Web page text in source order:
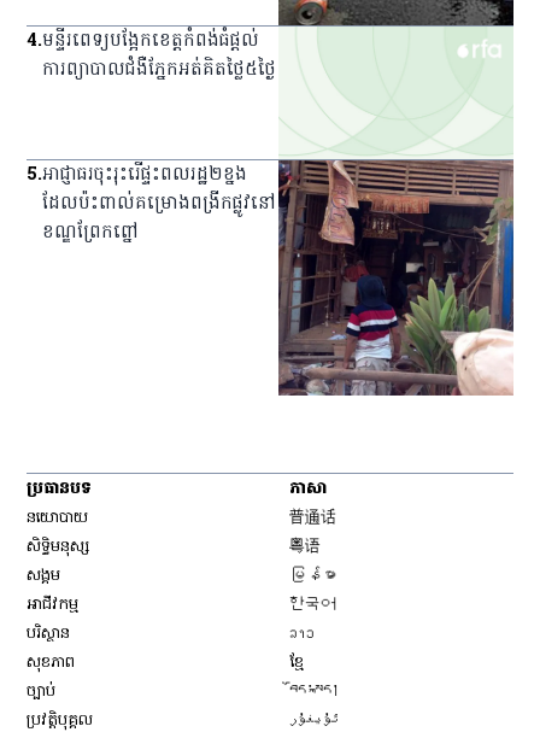
4.មន្ទីរពេទ្យ​បង្អែក​ខេត្ត​កំពង់ធំ​ផ្ដល់​
ការ​ព្យាបាល​ជំងឺ​ភ្នែក​អត់​គិត​ថ្លៃ​៥​ថ្ងៃ
5.អាជ្ញាធរ​ចុះ​រុះរើ​ផ្ទះ​ពលរដ្ឋ​២​ខ្នង​
ដែល​ប៉ះពាល់​គម្រោង​ពង្រីក​ផ្លូវ​នៅ​
ខណ្ឌ​ព្រែកព្នៅ
ប្រធានបទ
នយោបាយ
សិទ្ធិ​មនុស្ស
សង្គម
អាជីវកម្ម
បរិស្ថាន
សុខភាព
ច្បាប់
ប្រវត្តិបុគ្គល
ភាសា
普通话
粤语
မြန်မာ
한국어
ລາວ
ខ្មែ
བོད་སྐད།
ئۇيغۇر